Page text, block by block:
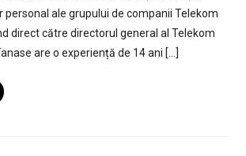
personal ale grupului de companii Telekom
direct către directorul general al Telekom
are o experiență de 14 ani […]